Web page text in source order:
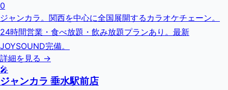
0
ジャンカラ。関西を中心に全国展開するカラオケチェーン。
24時間営業・食べ放題・飲み放題プランあり。最新
JOYSOUND完備。
詳細を見る →
🎤
ジャンカラ 垂水駅前店